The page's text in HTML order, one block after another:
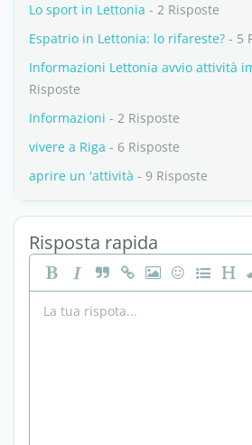
Lo sport in Lettonia - 2 Risposte
Espatrio in Lettonia: lo rifareste? - 5
Informazioni Lettonia avvio attività
Risposte
Informazioni - 2 Risposte
vivere a Riga - 6 Risposte
aprire un 'attività - 9 Risposte
Risposta rapida